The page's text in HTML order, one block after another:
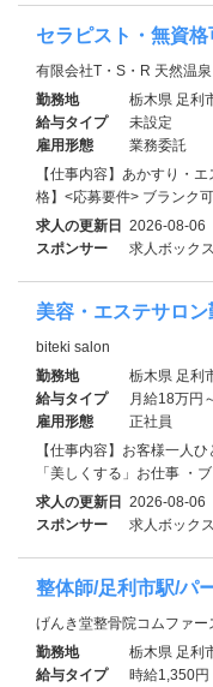
セラピスト・無資
有限会社T・S・R 天然温
勤務地
栃木県 足利
給与タイプ
未設定
雇用形態
業務委託
【仕事内容】あかすり・
格】<応募要件> ブランク
求人の更新日 2026-08-06
スポンサー
求人ボックス
美容・エステサロン
biteki salon
勤務地
栃木県 足利
給与タイプ
月給18万円
雇用形態
正社員
【仕事内容】お客様一人
「美しくする」お仕事 ・
求人の更新日 2026-08-06
スポンサー
求人ボックス
整体師/足利市駅/パ
げんき堂整骨院コムファー
勤務地
栃木県 足利
給与タイプ
時給1,350円